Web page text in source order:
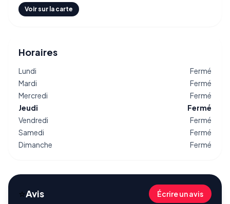
Voir sur la carte
Horaires
Lundi
Fermé
Mardi
Fermé
Mercredi
Fermé
Jeudi
Fermé
Vendredi
Fermé
Samedi
Fermé
Dimanche
Fermé
⭐Avis Écrire un avis